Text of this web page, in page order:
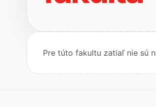
Pre túto fakultu zatiaľ nie sú